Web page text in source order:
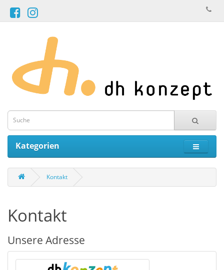
Kategorien
Kontakt
Kontakt
Unsere Adresse